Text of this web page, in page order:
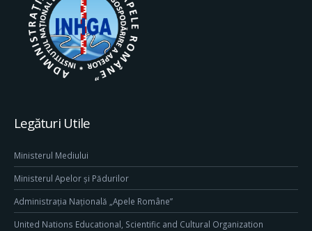
Legături Utile
Ministerul Mediului
Ministerul Apelor și Pădurilor
Administrația Națională „Apele Române”
United Nations Educational, Scientific and Cultural Organization